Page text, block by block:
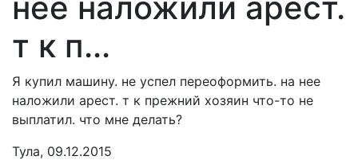
т к п...
Я купил машину. не успел переоформить. на нее
наложили арест. т к прежний хозяин что-то не
выплатил. что мне делать?
Тула, 09.12.2015